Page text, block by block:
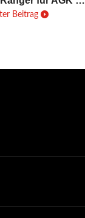
Beitrag